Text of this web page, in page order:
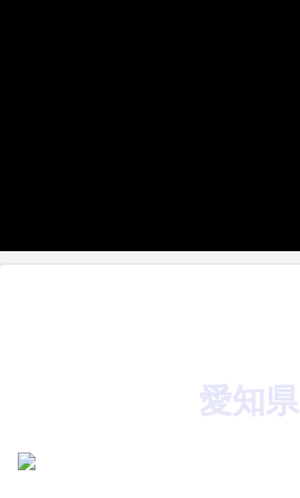
愛知県